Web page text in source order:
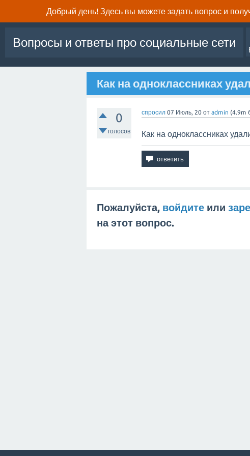
Добрый день! Здесь вы можете задать вопрос и
Вопросы и ответы про социальные сети
Как на одноклассниках
0
голосов
спросил 07 Июль, 20 от admin (4.9m
Как на одноклассниках
Пожалуйста, войдите или
на этот вопрос.